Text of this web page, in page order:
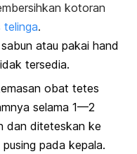
kotoran
.
atau pakai hand
tersedia.
obat tetes
selama 1—2
dan diteteskan ke
pada kepala.